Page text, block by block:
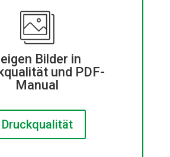
Bilder in
und PDF-
Manual
Druckqualität